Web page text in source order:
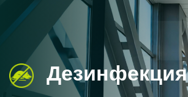
Дезинфекция